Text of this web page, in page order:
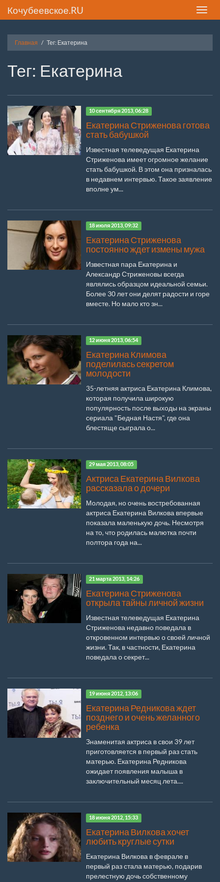
Toggle
Кочубеевское.RU
Главная Тег: Екатерина
Тег: Екатерина
10 сентября 2013, 06:28
Екатерина Стриженова готова
стать бабушкой
Известная телеведущая Екатерина
Стриженова имеет огромное желание
стать бабушкой. В этом она призналась
в недавнем интервью. Такое заявление
вполне ум...
18 июля 2013, 09:32
Екатерина Стриженова
постоянно ждет измены мужа
Известная пара Екатерина и
Александр Стриженовы всегда
являлись образцом идеальной семьи.
Более 30 лет они делят радости и горе
вместе. Но мало кто зн...
12 июня 2013, 06:54
Екатерина Климова
поделилась секретом
молодости
35-летняя актриса Екатерина Климова,
которая получила широкую
популярность после выходы на экраны
сериала "Бедная Настя", где она
блестяще сыграла о...
29 мая 2013, 08:05
Актриса Екатерина Вилкова
рассказала о дочери
Молодая, но очень востребованная
актриса Екатерина Вилкова впервые
показала маленькую дочь. Несмотря
на то, что родилась малютка почти
полтора года на...
21 марта 2013, 14:26
Екатерина Стриженова
открыла тайны личной жизни
Известная телеведущая Екатерина
Стриженова недавно поведала в
откровенном интервью о своей личной
жизни. Так, в частности, Екатерина
поведала о секрет...
19 июня 2012, 13:06
Екатерина Редникова ждет
позднего и очень желанного
ребенка
Знаменитая актриса в свои 39 лет
приготовляется в первый раз стать
матерью. Екатерина Редникова
ожидает появления малыша в
заключительный месяц лета....
18 июня 2012, 15:33
Екатерина Вилкова хочет
любить круглые сутки
Екатерина Вилкова в феврале в
первый раз стала матерью, подарив
прелестную дочь собственному